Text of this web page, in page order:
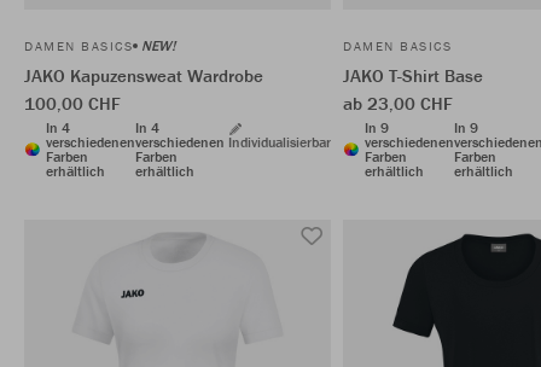
DAMEN BASICS NEW!
JAKO Kapuzensweat Wardrobe
100,00 CHF
In 4
verschiedenen
Farben
erhältlich
In 4
verschiedenen
Farben
erhältlich
Individualisierbar
DAMEN BASICS
JAKO T-Shirt Base
ab 23,00 CHF
In 9
verschiedenen
Farben
erhältlich
In 9
Farben
erhältlich